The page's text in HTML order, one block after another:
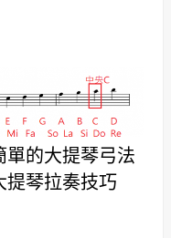
單的大提琴弓法
提琴拉奏技巧